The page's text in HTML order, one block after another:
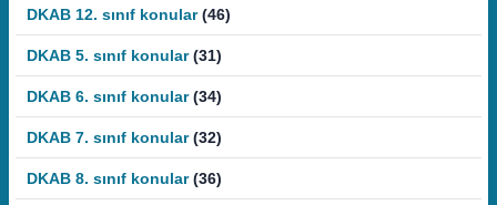
DKAB 12. sınıf konular (46)
DKAB 5. sınıf konular (31)
DKAB 6. sınıf konular (34)
DKAB 7. sınıf konular (32)
DKAB 8. sınıf konular (36)